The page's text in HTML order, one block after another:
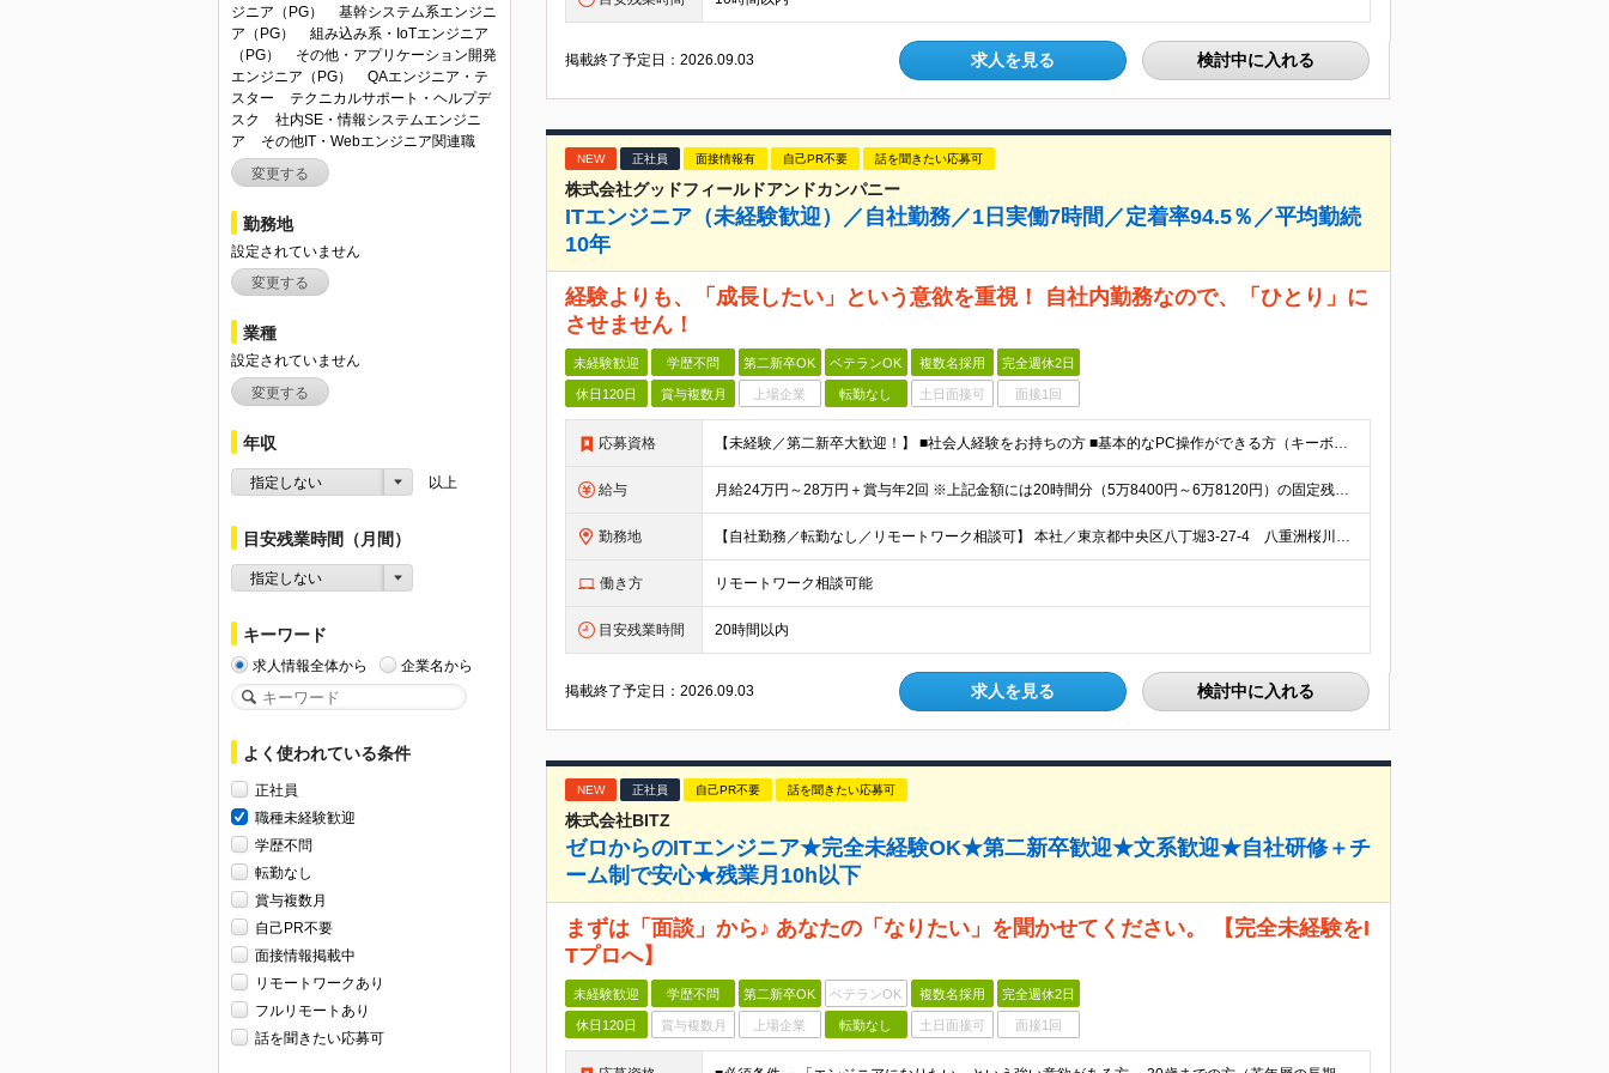
ジニア（PG）
基幹システム系エンジニ
ア（PG）
組み込み系・IoTエンジニア
（PG）
その他・アプリケーション開発
エンジニア（PG）
QAエンジニア・テ
スター
テクニカルサポート・ヘルプデ
スク
社内SE・情報システムエンジニ
ア
その他IT・Webエンジニア関連職
変更する
勤務地
設定されていません
変更する
業種
設定されていません
変更する
年収
指定しない 以上
目安残業時間（月間）
指定しない
キーワード
求人情報全体から 企業名から
よく使われている条件
正社員
職種未経験歓迎
学歴不問
転勤なし
賞与複数月
自己PR不要
面接情報掲載中
リモートワークあり
フルリモートあり
話を聞きたい応募可
掲載終了予定日：2026.09.03 求人を見る 検討中に入れる
NEW 正社員 面接情報有 自己PR不要 話を聞きたい応募可
株式会社グッドフィールドアンドカンパニー
ITエンジニア（未経験歓迎）／自社勤務／1日実働7時間／定着率94.5％／平均勤続
10年
経験よりも、「成長したい」という意欲を重視！ 自社内勤務なので、「ひとり」に
させません！
未経験歓迎 学歴不問 第二新卒OK ベテランOK 複数名採用 完全週休2日
休日120日 賞与複数月 上場企業 転勤なし 土日面接可 面接1回
応募資格 【未経験／第二新卒大歓迎！】 ■社会人経験をお持ちの方 ■基本的なPC操作ができる方（キーボードでの入力など） ★エンジニアとして成長したい！という意欲を重視します！ ※学歴不問 ＜下記いずれか
給与 月給24万円～28万円＋賞与年2回 ※上記金額には20時間分（5万8400円～6万8120円）の固定残業代を含みます。超過分は別途支給します。 ※経験やスキルを考慮の上、決定します。 ※3ヶ月間の試用
勤務地 【自社勤務／転勤なし／リモートワーク相談可】 本社／東京都中央区八丁堀3-27-4 八重洲桜川ビル ★お客様先での対応がありますが、基本的には自社勤務です。 ★配属チームによっては、弊社契約先の拠点（
働き方 リモートワーク相談可能
目安残業時間 20時間以内
掲載終了予定日：2026.09.03 求人を見る 検討中に入れる
NEW 正社員 自己PR不要 話を聞きたい応募可
株式会社BITZ
ゼロからのITエンジニア★完全未経験OK★第二新卒歓迎★文系歓迎★自社研修＋チ
ーム制で安心★残業月10h以下
まずは「面談」から♪ あなたの「なりたい」を聞かせてください。 【完全未経験をI
Tプロへ】
未経験歓迎 学歴不問 第二新卒OK ベテランOK 複数名採用 完全週休2日
休日120日 賞与複数月 上場企業 転勤なし 土日面接可 面接1回